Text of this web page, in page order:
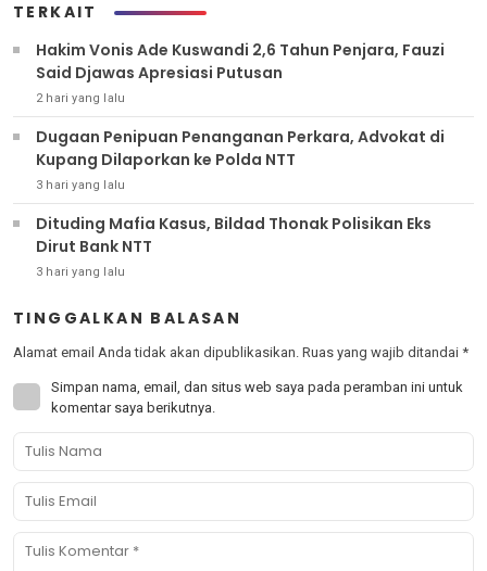
TERKAIT
Hakim Vonis Ade Kuswandi 2,6 Tahun Penjara, Fauzi
Said Djawas Apresiasi Putusan
2 hari yang lalu
Dugaan Penipuan Penanganan Perkara, Advokat di
Kupang Dilaporkan ke Polda NTT
3 hari yang lalu
Dituding Mafia Kasus, Bildad Thonak Polisikan Eks
Dirut Bank NTT
3 hari yang lalu
TINGGALKAN BALASAN
Alamat email Anda tidak akan dipublikasikan. Ruas yang wajib ditandai *
Simpan nama, email, dan situs web saya pada peramban ini untuk
komentar saya berikutnya.